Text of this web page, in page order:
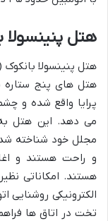
هتل پنینسولا
هتل های پنج ستاره
پرایا واقع شده و
می دهد. این هتل
مجلل خود شناخته
و راحت هستند و
هستند. امکاناتی
الکترونیکی روشنایی
تخت در اتاق ها